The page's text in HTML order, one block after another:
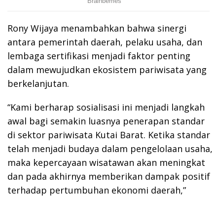
Rony Wijaya menambahkan bahwa sinergi
antara pemerintah daerah, pelaku usaha, dan
lembaga sertifikasi menjadi faktor penting
dalam mewujudkan ekosistem pariwisata yang
berkelanjutan.
“Kami berharap sosialisasi ini menjadi langkah
awal bagi semakin luasnya penerapan standar
di sektor pariwisata Kutai Barat. Ketika standar
telah menjadi budaya dalam pengelolaan usaha,
maka kepercayaan wisatawan akan meningkat
dan pada akhirnya memberikan dampak positif
terhadap pertumbuhan ekonomi daerah,”